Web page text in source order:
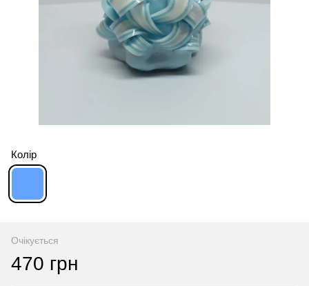
Колір
Очікується
470 грн